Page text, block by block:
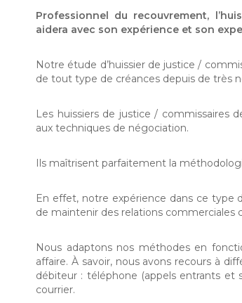
Professionnel du recouvrement,
aidera avec son expérience et son
Notre étude d’huissier de justice /
de tout type de créances depuis de très
Les huissiers de justice / commissaires
aux techniques de négociation.
Ils maîtrisent parfaitement la
En effet, notre expérience dans ce type
de maintenir des relations commerciales
Nous adaptons nos méthodes en
affaire. À savoir, nous avons recours à
débiteur : téléphone (appels entrants et
courrier.